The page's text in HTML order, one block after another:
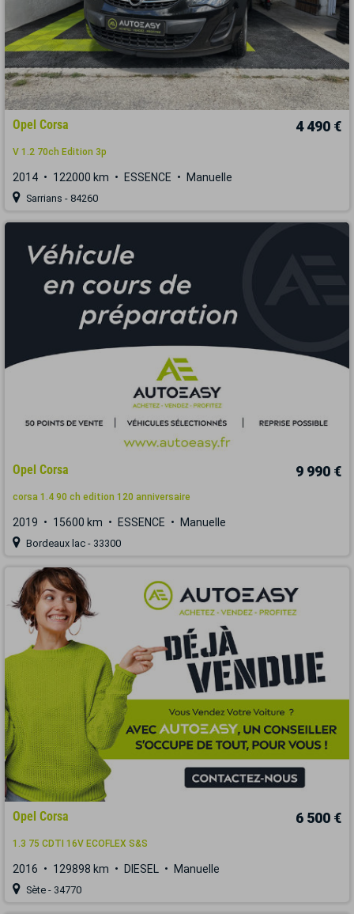
Opel Corsa 4 490 €
V 1.2 70ch Edition 3p
2014 122000 km ESSENCE Manuelle
Sarrians - 84260
Opel Corsa 9 990 €
corsa 1.4 90 ch edition 120 anniversaire
2019 15600 km ESSENCE Manuelle
Bordeaux lac - 33300
Opel Corsa 6 500 €
1.3 75 CDTI 16V ECOFLEX S&S
2016 129898 km DIESEL Manuelle
Sète - 34770